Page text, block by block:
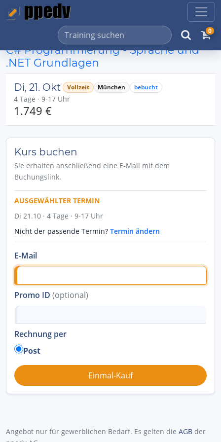
0
C# Programmierung - Sprache und
.NET Grundlagen
Di, 21. Okt Vollzeit München bebucht
4 Tage · 9-17 Uhr
1.749 €
Kurs buchen
Sie erhalten anschließend eine E-Mail mit dem
Buchungslink.
AUSGEWÄHLTER TERMIN
Di 21.10 · 4 Tage · 9-17 Uhr
Nicht der passende Termin? Termin ändern
E-Mail
Promo ID (optional)
Rechnung per
Post
Angebot nur für gewerblichen Bedarf. Es gelten die AGB der